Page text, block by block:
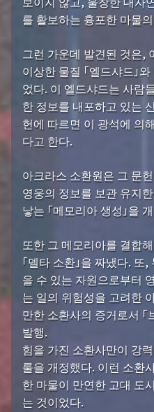
를 활보하는 흉포한 마물
그런 가운데 발견된 것은,
이상한 물질 「엘드샤드」
었다. 이 엘드샤드는 사람
한 정보를 내포하고 있는
헌에 따르면 이 광석에 의
다고 한다.
아크라스 소환원은 그 문
영웅의 정보를 보관 유지
낳는 「메모리아 생성」을
또한 그 메모리아를 결합
「델타 소환」을 짜냈다.
을 수 있는 자원으로부터
는 일의 위험성을 고려한
만한 소환사의 증거로서 「
발행.
힘을 가진 소환사만이 강
룰을 개정했다. 이런 소환
한 마물이 만연한 고대 도
는 것이었다.